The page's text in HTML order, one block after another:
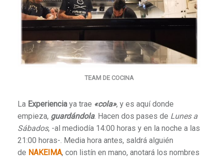
TEAM DE COCINA
La Experienciaya trae «cola», y es aquí donde
empieza, guardándola. Hacen dos pases de Lunes a
Sábados, -al mediodía 14:00 horas y en la noche a las
21:00 horas-. Media hora antes, saldrá alguién
de NAKEIMA, con listín en mano, anotará los nombres